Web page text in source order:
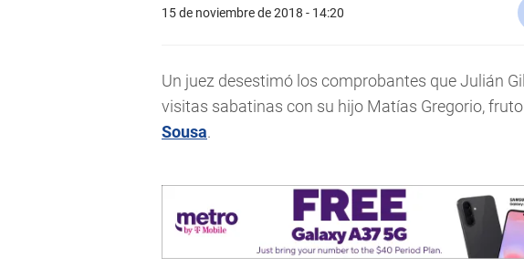
15 de noviembre de 2018 - 14:20
Un juez desestimó los comprobantes que Julián
visitas sabatinas con su hijo Matías Gregorio,
Sousa.